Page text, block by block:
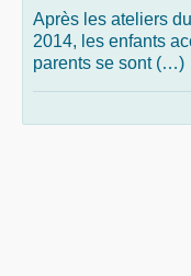
Après les ateliers
2014, les enfants
parents se sont (…)